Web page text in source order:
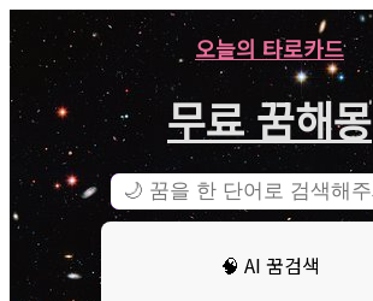
오늘의 타로카드
무료 꿈해몽
🧠 AI 꿈검색